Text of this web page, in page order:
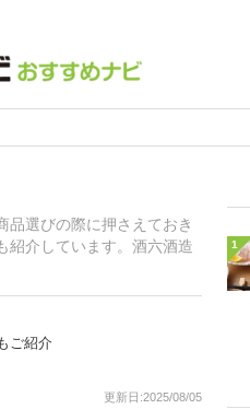
品選びの際に押さえておき
紹介しています。酒六酒造
ご紹介
更新日:2025/08/05
1